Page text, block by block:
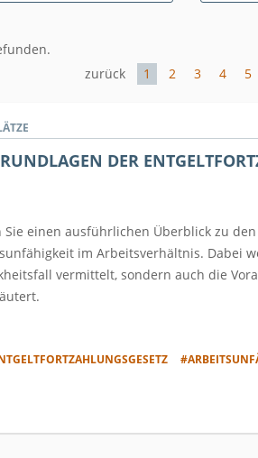
zurück
1 2 3 4 5
DER
einen ausführlichen Überblick zu
im Arbeitsverhältnis. Dabei
vermittelt, sondern auch die